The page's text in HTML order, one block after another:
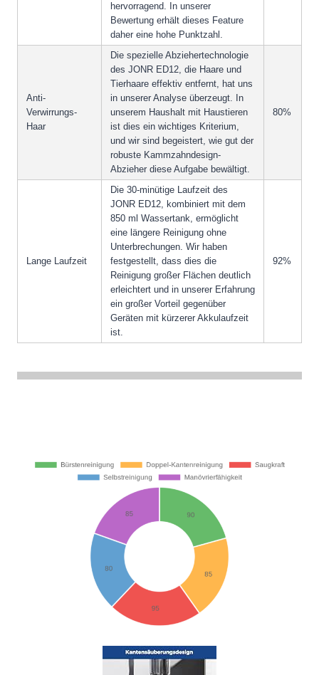
hervorragend. In unserer
Bewertung erhält dieses Feature
daher eine hohe Punktzahl.
Anti-
Verwirrungs-
Haar
Die spezielle Abziehertechnologie
des JONR ED12, die Haare und
Tierhaare effektiv entfernt, hat uns
in unserer Analyse überzeugt. In
unserem Haushalt mit Haustieren
ist dies ein wichtiges Kriterium,
und wir sind begeistert, wie gut der
robuste Kammzahndesign-
Abzieher diese Aufgabe bewältigt.
80%
Lange Laufzeit
Die 30-minütige Laufzeit des
JONR ED12, kombiniert mit dem
850 ml Wassertank, ermöglicht
eine längere Reinigung ohne
Unterbrechungen. Wir haben
festgestellt, dass dies die
Reinigung großer Flächen deutlich
erleichtert und in unserer Erfahrung
ein großer Vorteil gegenüber
Geräten mit kürzerer Akkulaufzeit
ist.
92%